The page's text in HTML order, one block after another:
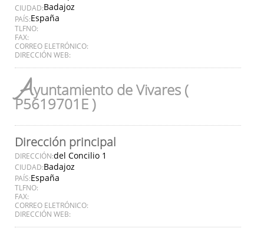
CIUDAD:Badajoz
PAÍS:España
TLFNO:
FAX:
CORREO ELETRÓNICO:
DIRECCIÓN WEB:
Ayuntamiento de Vivares (
P5619701E )
Dirección principal
DIRECCIÓN:del Concilio 1
CIUDAD:Badajoz
PAÍS:España
TLFNO:
FAX:
CORREO ELETRÓNICO:
DIRECCIÓN WEB: